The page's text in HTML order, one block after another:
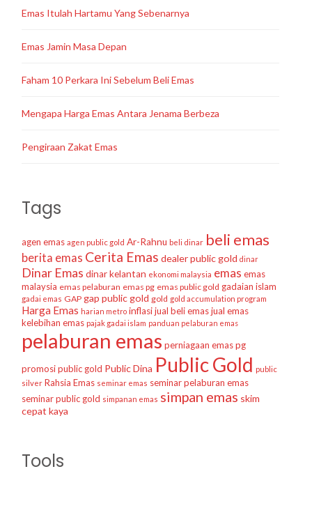
Emas Itulah Hartamu Yang Sebenarnya
Emas Jamin Masa Depan
Faham 10 Perkara Ini Sebelum Beli Emas
Mengapa Harga Emas Antara Jenama Berbeza
Pengiraan Zakat Emas
Tags
agen emas agen public gold Ar-Rahnu beli dinar beli emas
berita emas Cerita Emas dealer public gold dinar
Dinar Emas dinar kelantan ekonomi malaysia emas emas
malaysia emas pelaburan emas pg emas public gold gadaian islam
gadai emas GAP gap public gold gold gold accumulation program
Harga Emas harian metro inflasijual beli emasjual emas
kelebihan emas pajak gadai islam panduan pelaburan emas
pelaburan emas perniagaan emaspg
promosi public gold Public Dina Public Gold public
silver Rahsia Emas seminar emas seminar pelaburan emas
seminar public gold simpanan emas simpan emas skim
cepat kaya
Tools